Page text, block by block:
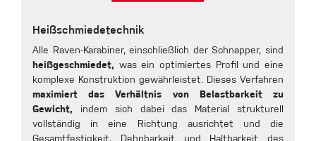
Heißschmiedetechnik
Alle Raven-Karabiner, einschließlich der Schnapper, sind
heißgeschmiedet, was ein optimiertes Profil und eine
komplexe Konstruktion gewährleistet. Dieses Verfahren
maximiert das Verhältnis von Belastbarkeit zu
Gewicht, indem sich dabei das Material strukturell
vollständig in eine Richtung ausrichtet und die